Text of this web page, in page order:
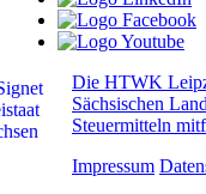
Die HTWK
Sächsischen
Steuermitteln
Impressum